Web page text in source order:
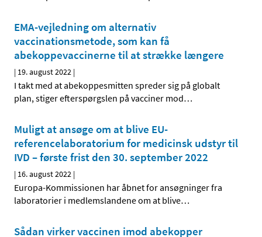
EMA-vejledning om alternativ
vaccinationsmetode, som kan få
abekoppevaccinerne til at strække længere
| 19. august 2022 |
I takt med at abekoppesmitten spreder sig på globalt
plan, stiger efterspørgslen på vacciner mod…
Muligt at ansøge om at blive EU-
referencelaboratorium for medicinsk udstyr til
IVD – første frist den 30. september 2022
| 16. august 2022 |
Europa-Kommissionen har åbnet for ansøgninger fra
laboratorier i medlemslandene om at blive…
Sådan virker vaccinen imod abekopper